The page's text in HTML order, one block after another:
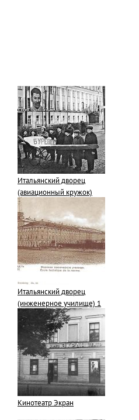
Итальянский дворец
(авиационный кружок)
Итальянский дворец
(инженерное училище) 1
Кинотеатр Экран